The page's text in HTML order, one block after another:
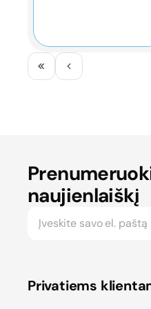
naujienlaiškį
Privatiems